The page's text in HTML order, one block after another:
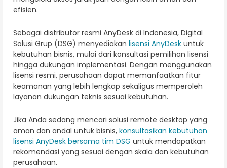
efisien.
Sebagai distributor resmi AnyDesk di Indonesia, Digital
Solusi Grup (DSG) menyediakan lisensi AnyDesk untuk
kebutuhan bisnis, mulai dari konsultasi pemilihan lisensi
hingga dukungan implementasi. Dengan menggunakan
lisensi resmi, perusahaan dapat memanfaatkan fitur
keamanan yang lebih lengkap sekaligus memperoleh
layanan dukungan teknis sesuai kebutuhan.
Jika Anda sedang mencari solusi remote desktop yang
aman dan andal untuk bisnis, konsultasikan kebutuhan
lisensi AnyDesk bersama tim DSG untuk mendapatkan
rekomendasi yang sesuai dengan skala dan kebutuhan
perusahaan.